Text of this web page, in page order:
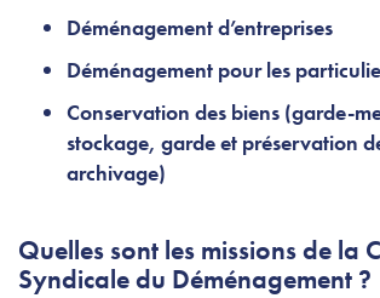
Déménagement d’entreprises
Déménagement pour les
Conservation des biens (garde-
stockage, garde et préservation
archivage)
Quelles sont les missions de la
Syndicale du Déménagement ?